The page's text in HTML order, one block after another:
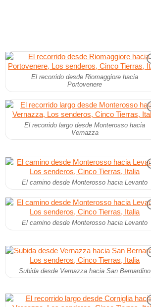
El recorrido desde Riomaggiore hacia
Portovenere
El recorrido largo desde Monterosso hacia
Vernazza
El camino desde Monterosso hacia Levanto
El camino desde Monterosso hacia Levanto
Subida desde Vernazza hacia San Bernardino